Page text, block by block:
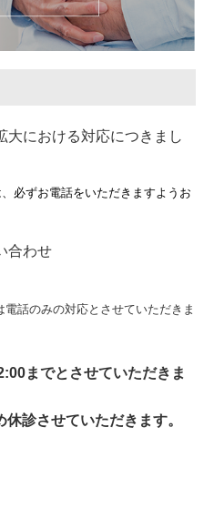
大における対応につきまし
必ずお電話をいただきますようお
合わせ
話のみの対応とさせていただきま
までとさせていただきま
診させていただきます。